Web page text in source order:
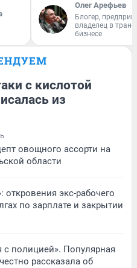
Олег Арефьев
Блогер,
владелец в
бизнесе
с кислотой
из
овощного ассорти на
области
откровения экс-рабочего
по зарплате и закрытии
с полицией». Популярная
рассказала об